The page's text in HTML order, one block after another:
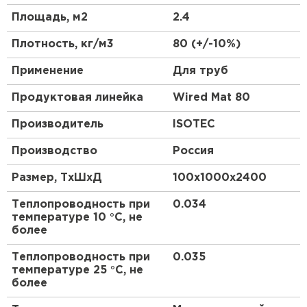
Устойчив к воздействию влаги и
механическим повреждениям
Идеально подходит для использования в
строительстве и ремонте
Обладает отличной теплоизоляцией и
в укладке
Экологически чистый материал без вредных
веществ
Имеет универсальные размеры для различных
видов работ
Гарантирует долгий срок службы и
сохранение своих свойств
Сферы применения:
Площадь, м2 2.4
Плотность, кг/м3 80 (+/-10%)
Применение Для труб
Продуктовая линейка Wired Mat 80
Производитель ISOTEC
Производство Россия
Размер, ТхШхД 100х1000х2400
Теплопроводность при
температуре 10 °С, не
более
0.034
Теплопроводность при
температуре 25 °С, не
более
0.035
ПЕРЕЙТИ
Утеплитель Теплекс
ПЕРЕЙТИ
Утеплитель Изомин
ПЕРЕЙТИ
Рулонная кровля Брит
ПЕРЕЙТИ
Утеплитель Knauf
Утеплитель Тимплэкс